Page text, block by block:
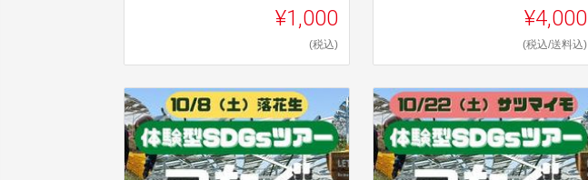
¥1,000
(税込)
¥4,000
(税込/送料込)